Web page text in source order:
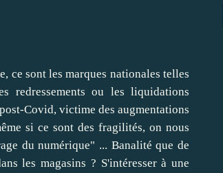
ce sont les marques nationales telles
redressements ou les liquidations
Covid, victime des augmentations
si ce sont des fragilités, on nous
du numérique" ... Banalité que de
les magasins ? S'intéresser à une